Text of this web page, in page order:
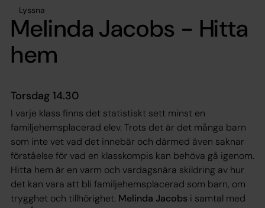
Lyssna
Melinda Jacobs - Hitta
hem
Torsdag 14.30
I varje klass finns det statistiskt sett minst en
familjehemsplacerad elev. Trots det är det många barn
som inte vet vad det innebär och därmed även saknar
förståelse för vad en klasskompis kan behöva gå igenom.
Hitta hem är en varm och vardagsnära skildring av hur
det kan vara att bli familjehemsplacerad som barn, om
trygghet och tillhörighet. Melinda Jacobs i samtal med